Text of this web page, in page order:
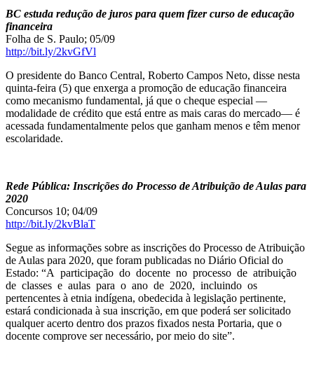
BC estuda redução de juros para quem fizer curso de educação
financeira
Folha de S. Paulo; 05/09
http://bit.ly/2kvGfVl
O presidente do Banco Central, Roberto Campos Neto, disse nesta
quinta-feira (5) que enxerga a promoção de educação financeira
como mecanismo fundamental, já que o cheque especial —
modalidade de crédito que está entre as mais caras do mercado— é
acessada fundamentalmente pelos que ganham menos e têm menor
escolaridade.
Rede Pública: Inscrições do Processo de Atribuição de Aulas para
2020
Concursos 10; 04/09
http://bit.ly/2kvBlaT
Segue as informações sobre as inscrições do Processo de Atribuição
de Aulas para 2020, que foram publicadas no Diário Oficial do
Estado: “A participação do docente no processo de atribuição
de classes e aulas para o ano de 2020, incluindo os
pertencentes à etnia indígena, obedecida à legislação pertinente,
estará condicionada à sua inscrição, em que poderá ser solicitado
qualquer acerto dentro dos prazos fixados nesta Portaria, que o
docente comprove ser necessário, por meio do site”.